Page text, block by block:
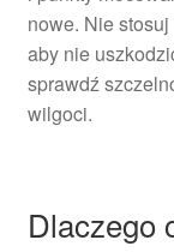
nowe. Nie
aby nie
sprawdź
wilgoci.
Dlaczego